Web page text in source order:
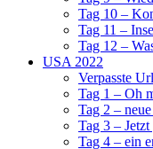
Tag 10 –
Tag 11 –
Tag 12 –
USA 2022
Verpasste
Tag 1 – Oh
Tag 2 –
Tag 3 –
Tag 4 – ein